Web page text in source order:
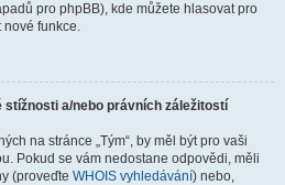
pro phpBB), kde můžete hlasovat pro
funkce.
stížnosti a/nebo právních záležitostí
na stránce „Tým“, by měl být pro vaši
Pokud se vám nedostane odpovědi, měli
(proveďte WHOIS vyhledávání) nebo,